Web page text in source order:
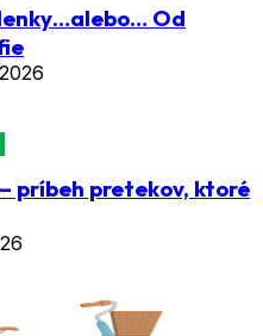
Od
príbeh pretekov, ktoré